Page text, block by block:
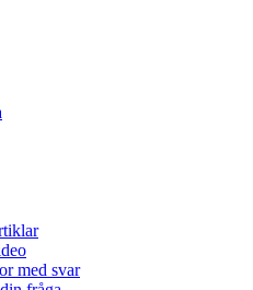
med svar